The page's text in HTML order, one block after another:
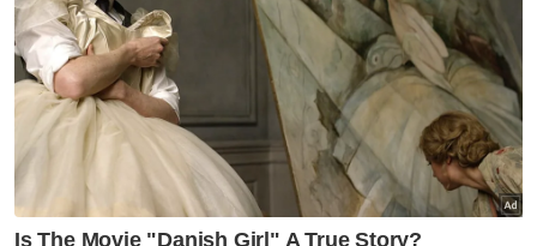
berkata, Celcom sentiasa menginovasi
produk dan perkhidmatan dengan
penawaran mampu milik serta penjimatan
yang terbaik kepada seluruh rakyat Malaysia.
“Kami juga menawarkan penjimatan hebat
kepada keluarga Malaysia untuk memiliki
telefon pintar serba baharu, termasuk